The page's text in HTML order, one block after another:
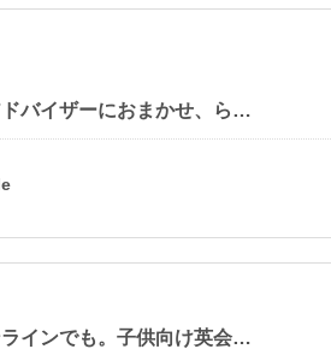
面倒なことは全部ロボアドバイザーにおまかせ、らくらく資産運用「THEO+[テオプラス] docomo」
教室のクオリティをオンラインでも。子供向け英会話「ベルリッツ・キッズ」